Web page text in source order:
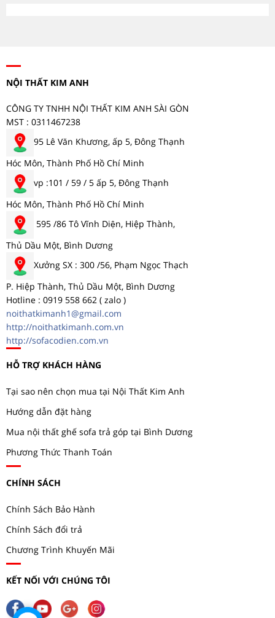
NỘI THẤT KIM ANH
CÔNG TY TNHH NỘI THẤT KIM ANH SÀI GÒN
MST : 0311467238
95 Lê Văn Khương, ấp 5, Đông Thạnh
Hóc Môn, Thành Phố Hồ Chí Minh
vp :101 / 59 / 5 ấp 5, Đông Thạnh
Hóc Môn, Thành Phố Hồ Chí Minh
595 /86 Tô Vĩnh Diện, Hiệp Thành,
Thủ Dầu Một, Bình Dương
Xưởng SX : 300 /56, Phạm Ngọc Thạch
P. Hiệp Thành, Thủ Dầu Một, Bình Dương
Hotline : 0919 558 662 ( zalo )
noithatkimanh1@gmail.com
http://noithatkimanh.com.vn
http://sofacodien.com.vn
HỖ TRỢ KHÁCH HÀNG
Tại sao nên chọn mua tại Nội Thất Kim Anh
Hướng dẫn đặt hàng
Mua nội thất ghế sofa trả góp tại Bình Dương
Phương Thức Thanh Toán
CHÍNH SÁCH
Chính Sách Bảo Hành
Chính Sách đổi trả
Chương Trình Khuyến Mãi
KẾT NỐI VỚI CHÚNG TÔI